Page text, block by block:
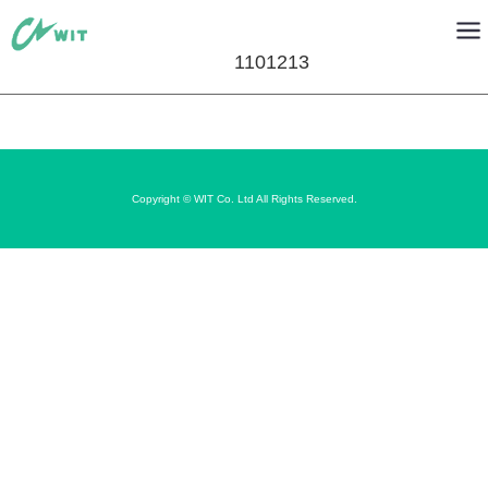
1101213
Copyright © WIT Co. Ltd All Rights Reserved.